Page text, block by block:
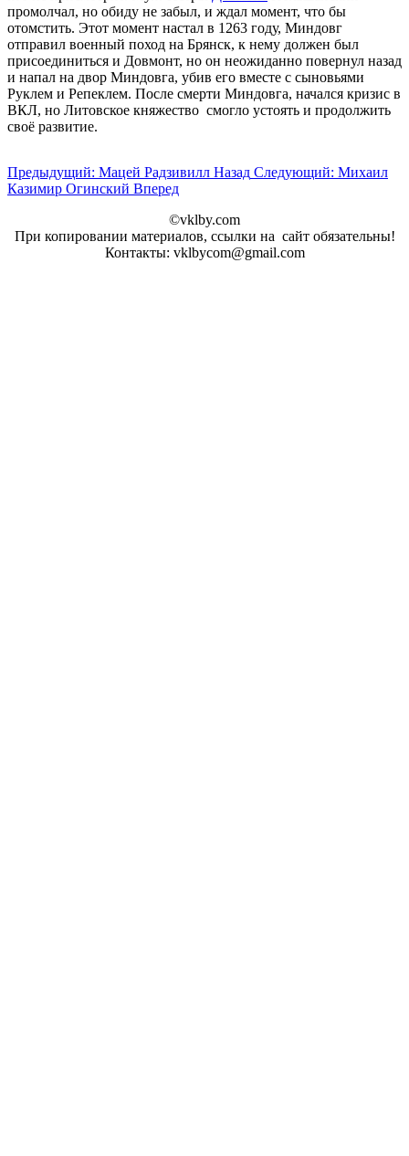
промолчал, но обиду не забыл, и ждал момент, что бы
отомстить. Этот момент настал в 1263 году, Миндовг
отправил военный поход на Брянск, к нему должен был
присоединиться и Довмонт, но он неожиданно повернул назад
и напал на двор Миндовга, убив его вместе с сыновьями
Руклем и Репеклем. После смерти Миндовга, начался кризис в
ВКЛ, но Литовское княжество смогло устоять и продолжить
своё развитие.
Предыдущий: Мацей Радзивилл Назад Следующий: Михаил
Казимир Огинский Вперед
©vklby.com
При копировании материалов, ссылки на сайт обязательны!
Контакты: vklbycom@gmail.com